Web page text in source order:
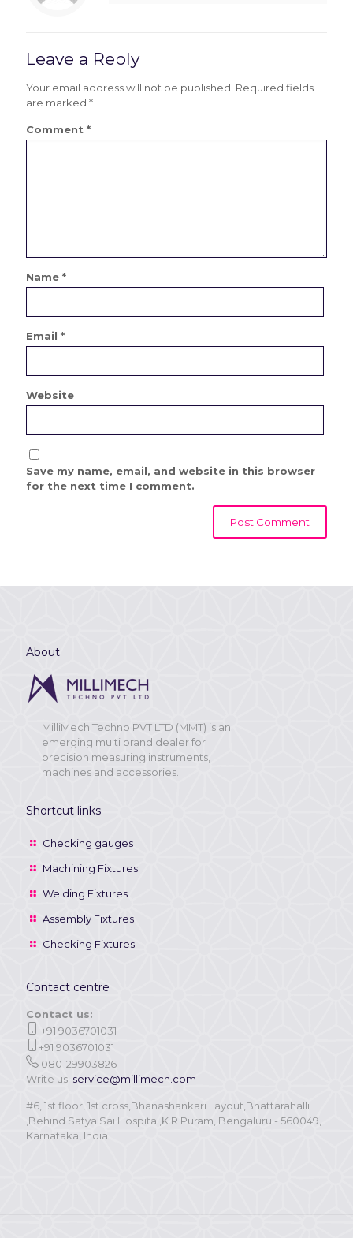
Leave a Reply
Your email address will not be published. Required fields
are marked *
Comment *
Name *
Email *
Website
Save my name, email, and website in this browser
for the next time I comment.
About
MilliMech Techno PVT LTD (MMT) is an
emerging multi brand dealer for
precision measuring instruments,
machines and accessories.
Shortcut links
Checking gauges
Machining Fixtures
Welding Fixtures
Assembly Fixtures
Checking Fixtures
Contact centre
Contact us:
+91 9036701031
+91 9036701031
080-29903826
Write us: service@millimech.com
#6, 1st floor, 1st cross,Bhanashankari Layout,Bhattarahalli
,Behind Satya Sai Hospital,K.R Puram, Bengaluru - 560049,
Karnataka, India